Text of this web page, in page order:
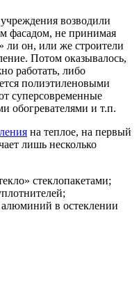
возводили
фасадом, не принимая
ли он, или же строители
Потом оказывалось,
работать, либо
полиэтиленовыми
суперсовременные
обогревателями и т.п.
на теплое, на первый
лишь несколько
стеклопакетами;
в остеклении